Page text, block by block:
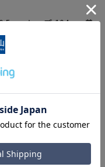
ヒップ:104cm 着
ト:95cm 着丈:52.6cm
ヒップ:108.5cm
イズ等の仕様に変更が
ください。